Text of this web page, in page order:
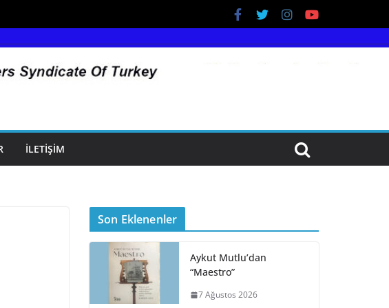
İLETIŞIM
Son Eklenenler
Aykut Mutlu’dan
“Maestro”
7 Ağustos 2026